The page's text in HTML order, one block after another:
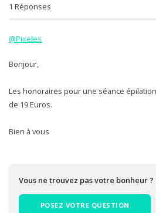
1 Réponses
@Pixeles
Bonjour,
Les honoraires pour une séance
de 19 Euros.
Bien à vous
Vous ne trouvez pas votre bonheur ?
POSEZ VOTRE QUESTION